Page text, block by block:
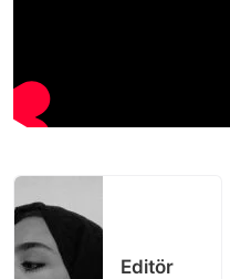
Editör